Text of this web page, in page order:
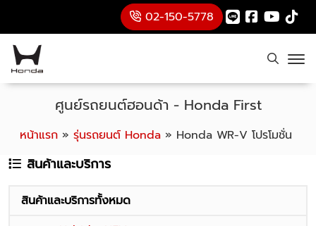
02-150-5778
หน้าแรก » รุ่นรถยนต์ Honda » Honda WR-V โปรโมชั่น
ศูนย์รถยนต์ฮอนด้า - Honda First
สินค้าและบริการ
สินค้าและบริการทั้งหมด